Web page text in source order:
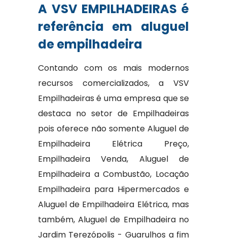
A VSV EMPILHADEIRAS é
referência em aluguel
de empilhadeira
Contando com os mais modernos
recursos comercializados, a VSV
Empilhadeiras é uma empresa que se
destaca no setor de Empilhadeiras
pois oferece não somente Aluguel de
Empilhadeira Elétrica Preço,
Empilhadeira Venda, Aluguel de
Empilhadeira a Combustão, Locação
Empilhadeira para Hipermercados e
Aluguel de Empilhadeira Elétrica, mas
também, Aluguel de Empilhadeira no
Jardim Terezópolis - Guarulhos a fim